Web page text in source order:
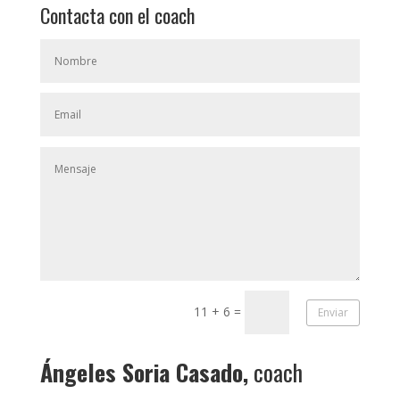
Contacta con el coach
11 + 6 = Enviar
Ángeles Soria Casado,coach